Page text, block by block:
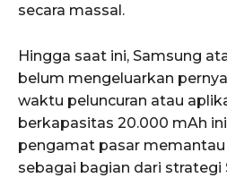
secara massal.
Hingga saat ini, Samsung
belum mengeluarkan
waktu peluncuran atau
berkapasitas 20.000 mAh
pengamat pasar
sebagai bagian dari strategi